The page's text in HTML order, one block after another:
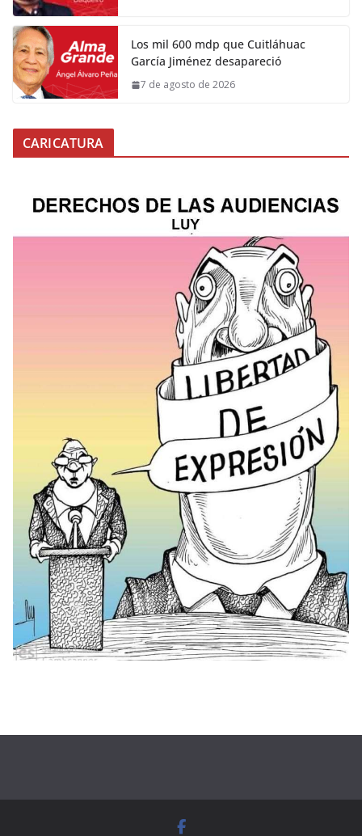
Los mil 600 mdp que Cuitláhuac
García Jiménez desapareció
7 de agosto de 2026
CARICATURA